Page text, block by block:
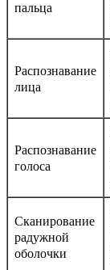
пальца
Распознавание
лица
Распознавание
голоса
Сканирование
радужной
оболочки